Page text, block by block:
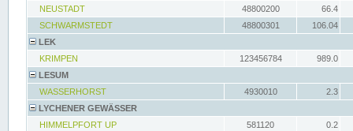
NEUSTADT
48800200
66.4
SCHWARMSTEDT
48800301
106.04
LEK
KRIMPEN
123456784
989.0
LESUM
WASSERHORST
4930010
2.3
LYCHENER GEWÄSSER
HIMMELPFORT UP
581120
0.2